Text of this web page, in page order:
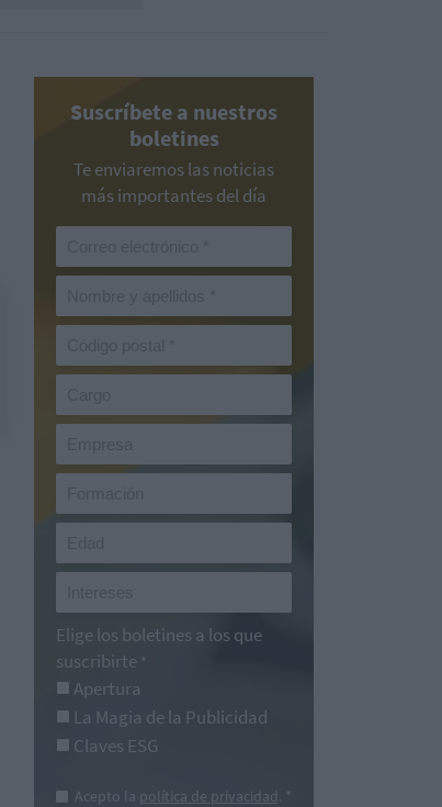
Suscríbete a nuestros
boletines
Te enviaremos las noticias
más importantes del día
Elige los boletines a los que
suscribirte *
Apertura
La Magia de la Publicidad
Claves ESG
Acepto la política de privacidad. *